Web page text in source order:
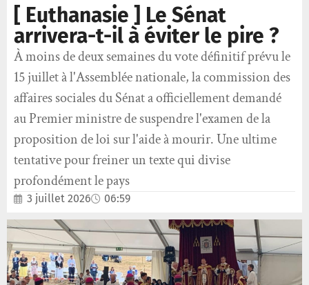
[ Euthanasie ] Le Sénat
arrivera-t-il à éviter le pire ?
À moins de deux semaines du vote définitif prévu le
15 juillet à l'Assemblée nationale, la commission des
affaires sociales du Sénat a officiellement demandé
au Premier ministre de suspendre l'examen de la
proposition de loi sur l'aide à mourir. Une ultime
tentative pour freiner un texte qui divise
profondément le pays
3 juillet 2026 06:59